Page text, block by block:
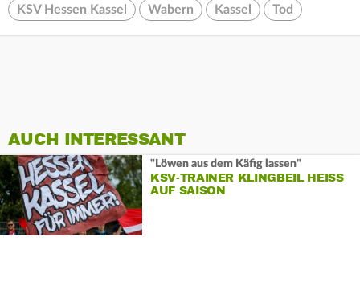
KSV Hessen Kassel Wabern Kassel Tod
AUCH INTERESSANT
"Löwen aus dem Käfig lassen"
KSV-TRAINER KLINGBEIL HEISS A
UF SAISON